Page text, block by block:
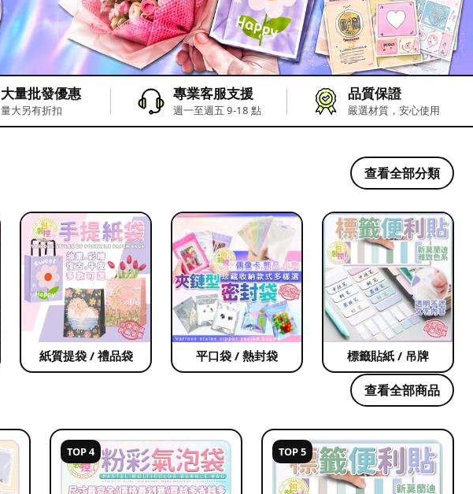
大量批發優惠
量大另有折扣
專業客服支援
週一至週五 9-18 點
品質保證
嚴選材質，安心使用
查看全部分類
紙質提袋 / 禮品袋 平口袋 / 熱封袋 標籤貼紙 / 吊牌
查看全部商品
TOP 4 TOP 5